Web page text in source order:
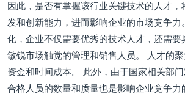
因此，是否有掌握该行业关键技术的人才
发和创新能力，进而影响企业的市场竞争力
化，企业不仅需要优秀的技术人才，还需要
敏锐市场触觉的管理和销售人员。 人才的
资金和时间成本。 此外，由于国家相关部门
合格人员的数量和质量也是影响企业竞争力